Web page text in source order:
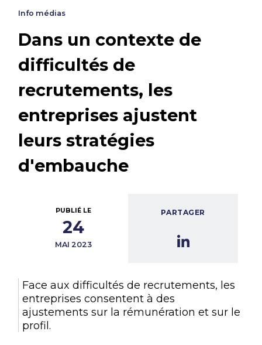
Info médias
Dans un contexte de
difficultés de
recrutements, les
entreprises ajustent
leurs stratégies
d'embauche
PUBLIÉ LE
24
MAI 2023
PARTAGER
Face aux difficultés de recrutements, les
entreprises consentent à des
ajustements sur la rémunération et sur le
profil.